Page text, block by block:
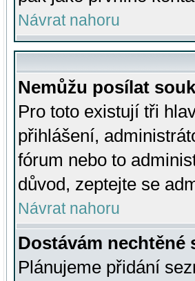
Návrat nahoru
Nemůžu posílat
Pro toto existují tři
přihlášení,
fórum nebo to
důvod, zeptejte se
Návrat nahoru
Dostávám nechtěné
Plánujeme přidání